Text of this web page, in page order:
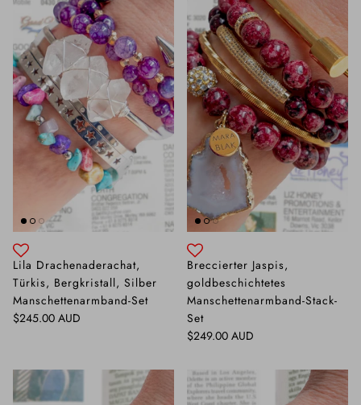
Lila Drachenaderachat,
Türkis, Bergkristall, Silber
Manschettenarmband-Set
Normaler Preis
$245.00 AUD
Breccierter Jaspis,
goldbeschichtetes
Manschettenarmband-Stack-
Set
Normaler Preis
$249.00 AUD